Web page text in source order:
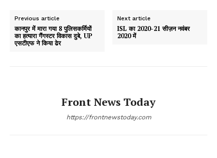
Previous article
कानपुर में मारा गया 8 पुलिसकर्मियों
का हत्यारा गैंगस्टर विकास दुबे, UP
एसटीएफ ने किया ढेर
Next article
ISL का 2020-21 सीज़न नवंबर
2020 में
Front News Today
https://frontnewstoday.com